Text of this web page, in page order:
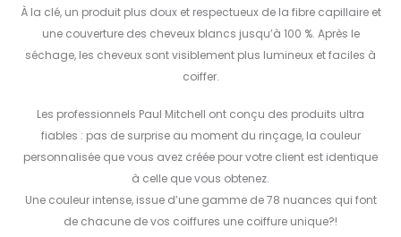
À la clé, un produit plus doux et respectueux de la fibre capillaire et
une couverture des cheveux blancs jusqu’à 100 %. Après le
séchage, les cheveux sont visiblement plus lumineux et faciles à
coiffer.
Les professionnels Paul Mitchell ont conçu des produits ultra
fiables : pas de surprise au moment du rinçage, la couleur
personnalisée que vous avez créée pour votre client est identique
à celle que vous obtenez.
Une couleur intense, issue d’une gamme de 78 nuances qui font
de chacune de vos coiffures une coiffure unique?!